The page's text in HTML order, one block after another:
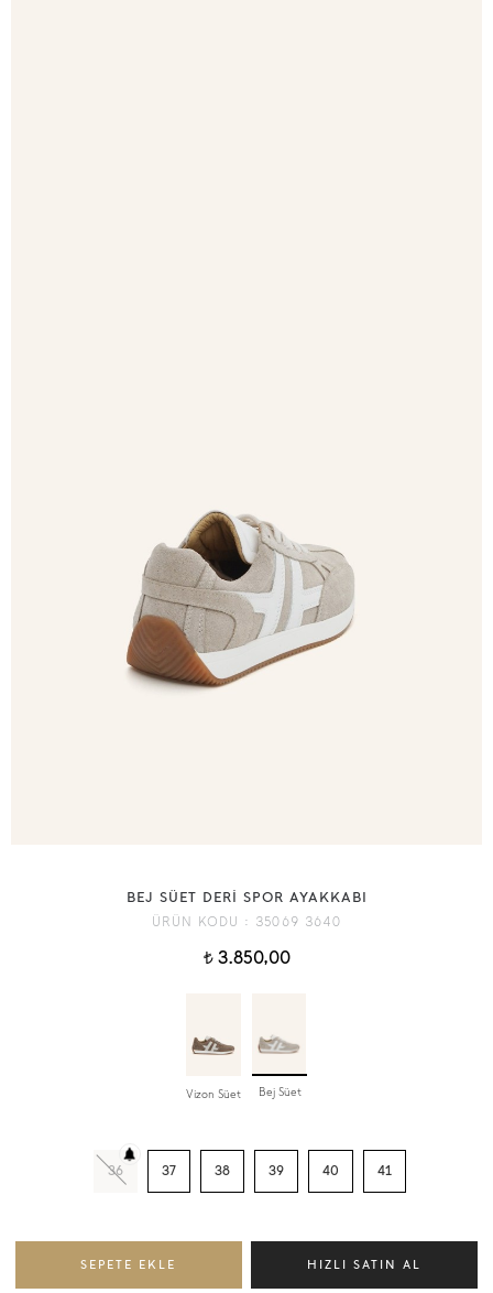
BEJ SÜET DERİ SPOR AYAKKABI
ÜRÜN KODU : 35069 3640
t3.850,00
Vizon Süet Bej Süet
36 37 38 39 40 41